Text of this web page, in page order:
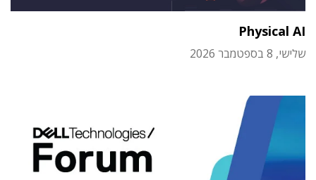
Physical AI
שלישי, 8 בספטמבר 2026